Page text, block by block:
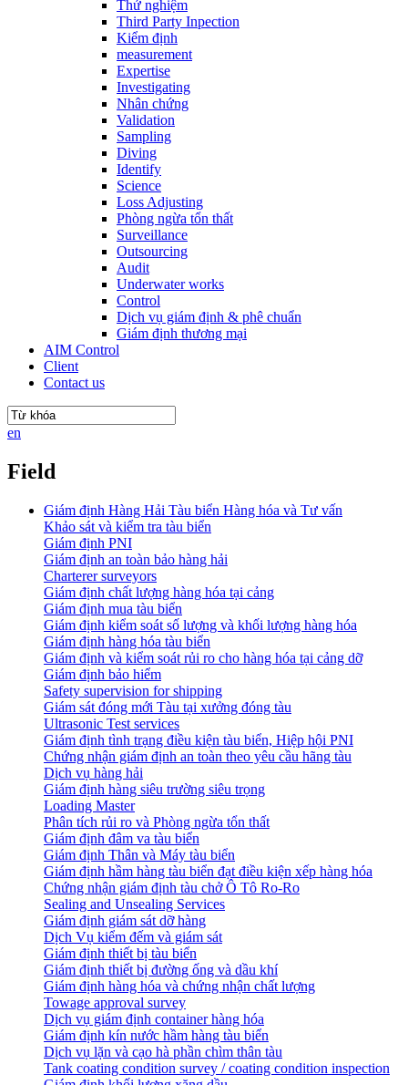
Thử nghiệm
Third Party Inpection
Kiểm định
measurement
Expertise
Investigating
Nhân chứng
Validation
Sampling
Diving
Identify
Science
Loss Adjusting
Phòng ngừa tổn thất
Surveillance
Outsourcing
Audit
Underwater works
Control
Dịch vụ giám định & phê chuẩn
Giám định thương mại
AIM Control
Client
Contact us
en
Field
Giám định Hàng Hải Tàu biển Hàng hóa và Tư vấn
Khảo sát và kiểm tra tàu biển
Giám định PNI
Giám định an toàn bảo hàng hải
Charterer surveyors
Giám định chất lượng hàng hóa tại cảng
​Giám định mua tàu biển
Giám định kiểm soát số lượng và khối lượng hàng hóa
Giám định hàng hóa tàu biển
Giám định và kiểm soát rủi ro cho hàng hóa tại cảng dỡ
Giám định bảo hiểm
Safety supervision for shipping
Giám sát đóng mới Tàu tại xưởng đóng tàu
Ultrasonic Test services
Giám định tình trạng điều kiện tàu biển, Hiệp hội PNI
Chứng nhận giám định an toàn theo yêu cầu hãng tàu
Dịch vụ hàng hải
Giám định hàng siêu trường siêu trọng
Loading Master
Phân tích rủi ro và Phòng ngừa tổn thất
​Giám định đâm va tàu biển
Giám định Thân và Máy tàu biển
​Giám định hầm hàng tàu biển đạt điều kiện xếp hàng hóa
Chứng nhận giám định tàu chở Ô Tô Ro-Ro
Sealing and Unsealing Services
Giám định giám sát dỡ hàng
Dịch Vụ kiểm đếm và giám sát
Giám định thiết bị tàu biển
Giám định thiết bị đường ống và dầu khí
Giám định hàng hóa và chứng nhận chất lượng
Towage approval survey
Dịch vụ giám định container hàng hóa
Giám định kín nước hầm hàng tàu biển
Dịch vụ lặn và cạo hà phần chìm thân tàu
Tank coating condition survey / coating condition inspection